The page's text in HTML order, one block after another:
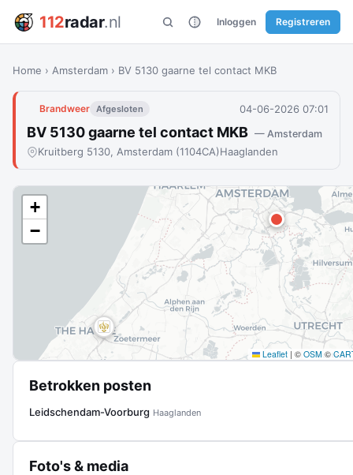
112radar.nl Inloggen Registreren
Home › Amsterdam › BV 5130 gaarne tel contact MKB
Brandweer Afgesloten 04-06-2026 07:01
BV 5130 gaarne tel contact MKB — Amsterdam
Kruitberg 5130, Amsterdam (1104CA)Haaglanden
+
−
Leaflet | © OSM ©
Betrokken posten
Leidschendam-Voorburg Haaglanden
Foto's & media